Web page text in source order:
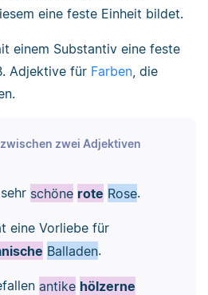
eine feste Einheit bildet.
einem Substantiv eine feste
Adjektive für Farben , die
zwei Adjektiven
schöne rote Rose.
eine Vorliebe für
Balladen.
antike hölzerne